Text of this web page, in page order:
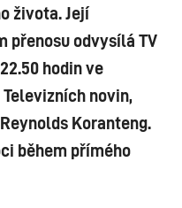
života. Její
přenosu odvysílá TV
hodin ve
novin,
Koranteng.
během přímého